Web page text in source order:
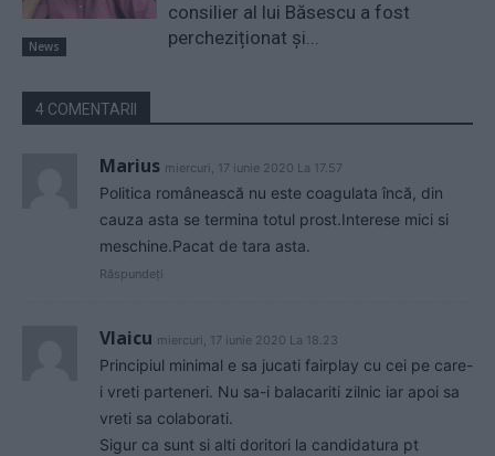
News
consilier al lui Băsescu a fost
percheziționat și...
4 COMENTARII
Marius miercuri, 17 iunie 2020 La 17.57
Politica românească nu este coagulata încă, din
cauza asta se termina totul prost.Interese mici si
meschine.Pacat de tara asta.
Răspundeți
Vlaicu miercuri, 17 iunie 2020 La 18.23
Principiul minimal e sa jucati fairplay cu cei pe care-
i vreti parteneri. Nu sa-i balacariti zilnic iar apoi sa
vreti sa colaborati.
Sigur ca sunt si alti doritori la candidatura pt